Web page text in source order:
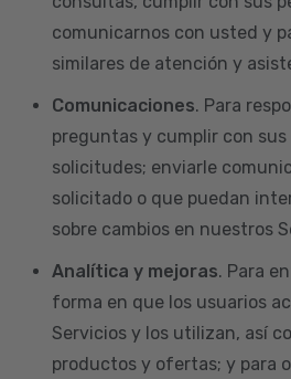
comunicarnos con usted y
similares de atención y
Comunicaciones. Para
preguntas y cumplir con sus
solicitudes; enviarle
solicitado o que puedan
sobre cambios en nuestros
Analítica y mejoras. Para
forma en que los usuarios
Servicios y los utilizan, así
productos y ofertas; y para